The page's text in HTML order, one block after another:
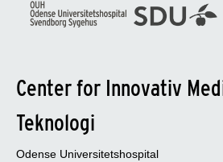
Center for Innovativ
Teknologi
Odense Universitetshospital